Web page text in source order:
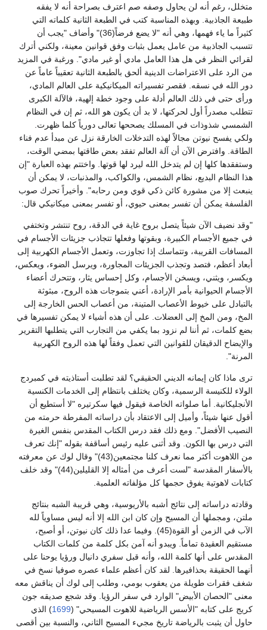
متخلل، رغم أنه لن يحاول وصفه صم اعترف بصراحة أنه لا يفقه
طبيعة الجاذبية. وبهذه المناسبة كتب في الطبعة الثانية كلماته التي
كثيراً ما ياء فهمها، وهي أنه "لا يضع فرضاً(36)" وأضاف "يجب أن
تتسبب الجاذبية من عامل يعمل بثبات وفق قوانين معينة، ولكني أترك
لقرائي النظر في هل هذا العامل مادي أو غير مادي". ورغبة في المزيد
من الرد على الاعتراضات الدينية ألحق بالطبعة الثانية تعقيباً عاماً عن
دور الله في نسقه. فقصر تفسيراته الميكانيكية على العالم المادي،
ورأى حتى في ذلك العالم أدلة على وجود خطة إلهية، فالآلة الكبرى
تتطلب مصدراً أول لحركتها، لا بد أن يكون هو الله، ثم إن في النظام
الشمسي شذوذات في المسلك يصححها تعالى دورياً كلما ظهرت.
ولكي يفسح نيوتن مجالاً لهذه التدخلات الخارقة نزل عن مبدأ عدم فناء
الطاقة. وافترض الآن أن آلة العالم تفقد بعض طاقتها بمضي الوقت،
وستفقدها كلها إن لم يتدخل الله ليرد لها قوتها. واختتم بهذه العبارة "إن
هذا النظام البديع، نظام الشمس، والكواكب، والمذنبات، لا يمكن أن
ينبعث إلا من مشورة كائن ذكي قوي ومن رحابه". وأخيراً تحرك صوب
الفلسفة يمكن أن تفسر بمعنى حيوي، أو تفسر بمعنى ميكانيكي قال:
"وقد نضيف الآن شيئاً يتصل بروح غاية في الدقة، روح تنتشر وتختفي
في جميع الأجسام الكبيرة، وبقوتها وفعلها تتجاذب جزيئات الأجسام في
المسافات القريبة، وتتماسك إذا تجاوزت، وتعمل الأجسام الكهربية إلى
أبعاد أعظم، فتصد وتجذب الجزيئات المجاورة، ويرسل الضوء، ويعكس،
ويكسر، ويثني، ويسخن الأجسام، وكل إحساس يثار، وتتحرك أعضاء
الأجسام الحيوانية بأمر الإرادة، أعني بتموجات هذه الروح، مبثوثة
بالتبادل على خيوط الأعصاب المتينة، من أعصاب الحس الخارجة إلى
المخ، ومن المخ إلى العضلات. على أن هذه أشياء لا يمكن تفسيرها في
بضع كلمات، ثم أننا لم نزود بما يكفي من التجارب التي يتطلبها التقرير
والإيضاح الدقيقان للقوانين التي تعمل وفقاً لها هذه الروح الكهربية
المرنة".
ترى ماذا كان إيمانه الديني الحقيقي؟ لقد تطلبت أستاذيته في كمبردج
الولاء للكنيسة الرسمية، وكان يختلف بانتظام إلى الخدمات الكنسية
الأنجليكانية. أما صلواته الخاصة فيقول فيها سكرتيره "لا أستطيع أن
أقول عنها شيئاً، وأميل إلى الاعتقاد بأن دراساته المفرطة حرمته من
النصيب الأفضل". ومع ذلك فقد درس الكتاب المقدس بنفس الغيرة
التي درس بها الكون. وقد أثنى عليه رئيس أساقفة بقوله "إنك تعرف
من اللاهوت أكثر مما نعرف كلنا مجتمعين(43)" وقال لوك عن معرفته
بالأسفار المقدسة "لست أعرف من أمثاله إلا القليلين(44)" وقد خلف
كتابات لاهوتية يفوق حجمها كل مؤلفاته العلمية.
وقادته دراساته إلى نتائج أشبه بالأريوسية، وهي قريبة الشبه بنتائج
ملتن، ومجملها أن المسيح وإن كان ابن الله إلا أنه ليس مساوياً لله
الآب في الزمن أو القوة(45). وفيما عدا ذلك كان نيوتن، أو أصبح،
مستقيم العقيدة تماماً. ويبدو أنه آمن بكل كلمة من كلمات الكتاب
المقدس على أنها كلمة الله، وأنه قبل سفري دانيال ورؤيا يوحنا على
أنهما الحقيقة بحذافيرها. لقد كان أعظم علماء عصره صوفيا نسخ في
شغف فقرات طويلة من يعقوب بومي، وطلب إلى لوك أن يناقش معه
معنى "الحصان الأبيض" الوارد في سفر الرؤيا. وقد شجع صديقه جون
كريج على كتابه "الأسس الرياضية للاهوت المسيحي" (1699) الذي
حاول أن يثبت بالرياضة تاريخ مجيء المسيح الثاني، والنسبة بين أقصى